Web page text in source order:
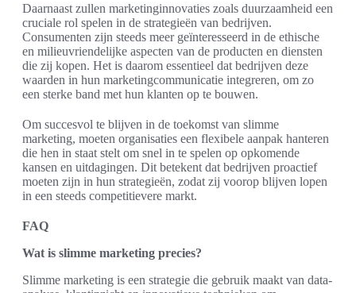
Daarnaast zullen marketinginnovaties zoals duurzaamheid een
cruciale rol spelen in de strategieën van bedrijven.
Consumenten zijn steeds meer geïnteresseerd in de ethische
en milieuvriendelijke aspecten van de producten en diensten
die zij kopen. Het is daarom essentieel dat bedrijven deze
waarden in hun marketingcommunicatie integreren, om zo
een sterke band met hun klanten op te bouwen.
Om succesvol te blijven in de toekomst van slimme
marketing, moeten organisaties een flexibele aanpak hanteren
die hen in staat stelt om snel in te spelen op opkomende
kansen en uitdagingen. Dit betekent dat bedrijven proactief
moeten zijn in hun strategieën, zodat zij voorop blijven lopen
in een steeds competitievere markt.
FAQ
Wat is slimme marketing precies?
Slimme marketing is een strategie die gebruik maakt van data-